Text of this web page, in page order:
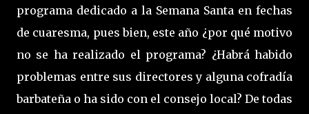
programa dedicado a la Semana Santa en fechas
de cuaresma, pues bien, este año ¿por qué motivo
no se ha realizado el programa? ¿Habrá habido
problemas entre sus directores y alguna cofradía
barbateña o ha sido con el consejo local? De todas